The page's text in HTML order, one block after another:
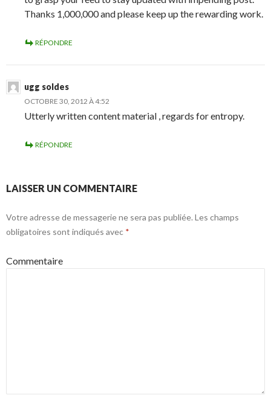
Thanks 1,000,000 and please keep up the rewarding work.
RÉPONDRE
ugg soldes
OCTOBRE 30, 2012 À 4:52
Utterly written content material , regards for entropy.
RÉPONDRE
LAISSER UN COMMENTAIRE
Votre adresse de messagerie ne sera pas publiée. Les champs
obligatoires sont indiqués avec *
Commentaire